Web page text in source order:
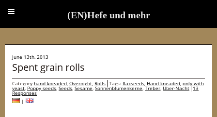
June 13th, 2013
Spent grain rolls
Category hand kneaded, Overnight, Rolls Tags: flaxseeds, Hand kneaded, only with
yeast, Poppy seeds,Seeds,Sesame,Sonnenblumenkerne,Treber,Über-Nacht 13
Responses
|
(EN)Hefe und mehr
(EN)Hefe und mehr